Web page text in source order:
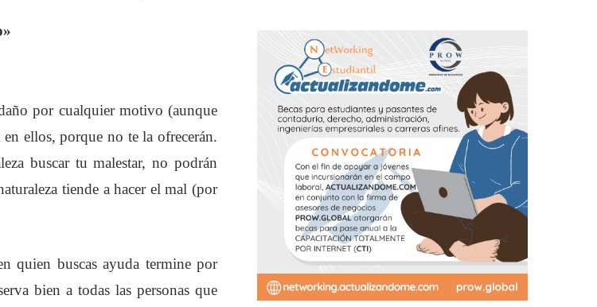
por cualquier motivo (aunque
ellos, porque no te la ofrecerán.
buscar tu malestar, no podrán
tiende a hacer el mal (por
quien buscas ayuda termine por
bien a todas las personas que